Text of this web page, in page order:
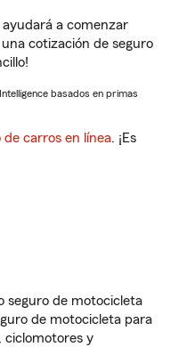
ayudará a comenzar
cotización de seguro
basados en primas
carros en línea. ¡Es
seguro de motocicleta
de motocicleta para
ciclomotores y